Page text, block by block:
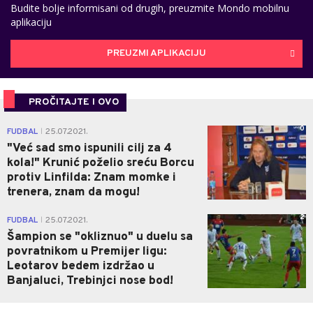
Budite bolje informisani od drugih, preuzmite Mondo mobilnu
aplikaciju
PREUZMI APLIKACIJU
PROČITAJTE I OVO
FUDBAL 25.07.2021.
"Već sad smo ispunili cilj za 4
kola!" Krunić poželio sreću Borcu
protiv Linfilda: Znam momke i
trenera, znam da mogu!
0
FUDBAL 25.07.2021.
Šampion se "okliznuo" u duelu sa
povratnikom u Premijer ligu:
Leotarov bedem izdržao u
Banjaluci, Trebinjci nose bod!
2